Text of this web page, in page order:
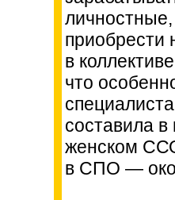
личностные,
приобрести
в
что
составила
женском
в СПО —